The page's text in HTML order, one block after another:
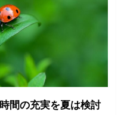
間の充実を夏は検討